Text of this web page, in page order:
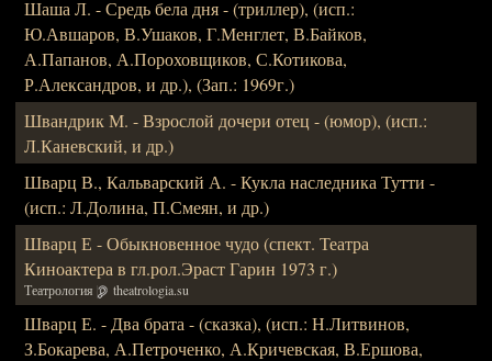
Шаша Л. - Средь бела дня - (триллер), (исп.:
Ю.Авшаров, В.Ушаков, Г.Менглет, В.Байков,
А.Папанов, А.Пороховщиков, С.Котикова,
Р.Александров, и др.), (Зап.: 1969г.)
Швандрик М. - Взрослой дочери отец - (юмор), (исп.:
Л.Каневский, и др.)
Шварц В., Кальварский А. - Кукла наследника Тутти -
(исп.: Л.Долина, П.Смеян, и др.)
Шварц Е - Обыкновенное чудо (спект. Театра
Киноактера в гл.рол.Эраст Гарин 1973 г.)
Театрология theatrologia.su
Шварц Е. - Два брата - (сказка), (исп.: Н.Литвинов,
З.Бокарева, А.Петроченко, А.Кричевская, В.Ершова,